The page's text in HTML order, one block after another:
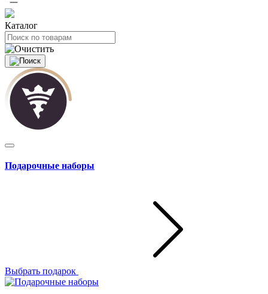
Каталог
Подарочные наборы
Выбрать подарок